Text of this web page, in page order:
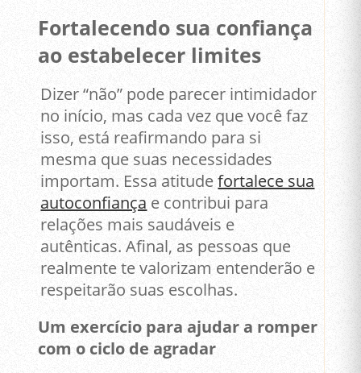
Fortalecendo sua confiança
ao estabelecer limites
Dizer “não” pode parecer intimidador
no início, mas cada vez que você faz
isso, está reafirmando para si
mesma que suas necessidades
importam. Essa atitudefortalece sua
autoconfiança e contribui para
relações mais saudáveis e
autênticas. Afinal, as pessoas que
realmente te valorizam entenderão e
respeitarão suas escolhas.
Um exercício para ajudar a romper
com o ciclo de agradar